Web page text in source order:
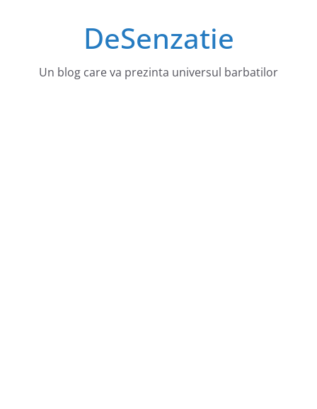
DeSenzatie
Un blog care va prezinta universul barbatilor